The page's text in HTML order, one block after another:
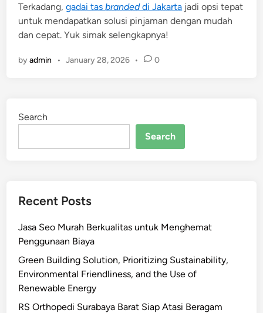
d
i
n
Terkadang,gadai tasbrandeddi Jakarta jadi opsi tepat
untuk mendapatkan solusi pinjaman dengan mudah
dan cepat. Yuk simak selengkapnya!
byadmin • January 28, 2026 • 0
Search
Search
Recent Posts
Jasa Seo Murah Berkualitas untuk Menghemat
Penggunaan Biaya
Green Building Solution, Prioritizing Sustainability,
Environmental Friendliness, and the Use of
Renewable Energy
RS Orthopedi Surabaya Barat Siap Atasi Beragam